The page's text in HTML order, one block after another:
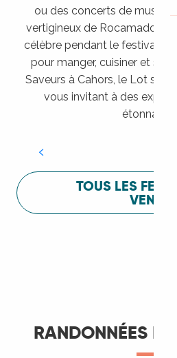
ou des concerts de musique
vertigineux de Rocamadour,
célèbre pendant le festival de
pour manger, cuisiner et
Saveurs à Cahors, le Lot sait
vous invitant à des
étonnantes
Festival Lot of Saveurs
TOUS LES
VENIR
RANDONNÉES